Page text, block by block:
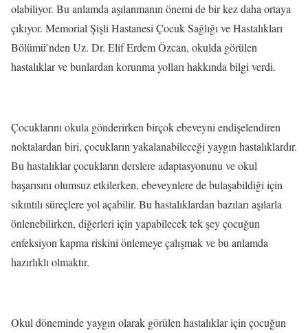
olabiliyor. Bu anlamda aşılanmanın önemi de bir kez daha ortaya
çıkıyor. Memorial Şişli Hastanesi Çocuk Sağlığı ve Hastalıkları
Bölümü’nden Uz. Dr. Elif Erdem Özcan, okulda görülen
hastalıklar ve bunlardan korunma yolları hakkında bilgi verdi.
Çocuklarını okula gönderirken birçok ebeveyni endişelendiren
noktalardan biri, çocukların yakalanabileceği yaygın hastalıklardır.
Bu hastalıklar çocukların derslere adaptasyonunu ve okul
başarısını olumsuz etkilerken, ebeveynlere de bulaşabildiği için
sıkıntılı süreçlere yol açabilir. Bu hastalıklardan bazıları aşılarla
önlenebilirken, diğerleri için yapabilecek tek şey çocuğun
enfeksiyon kapma riskini önlemeye çalışmak ve bu anlamda
hazırlıklı olmaktır.
Okul döneminde yaygın olarak görülen hastalıklar için çocuğun